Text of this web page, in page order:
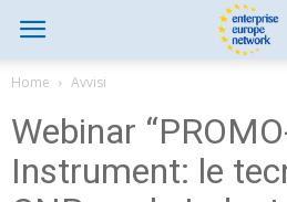
Home Avvisi
Webinar
Instrument: le